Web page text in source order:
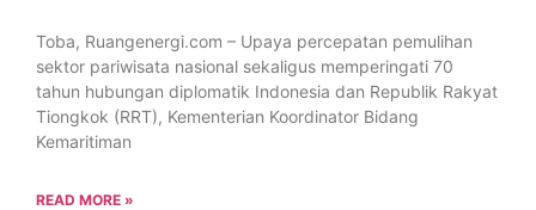
Toba, Ruangenergi.com – Upaya percepatan pemulihan
sektor pariwisata nasional sekaligus memperingati 70
tahun hubungan diplomatik Indonesia dan Republik Rakyat
Tiongkok (RRT), Kementerian Koordinator Bidang
Kemaritiman
READ MORE »